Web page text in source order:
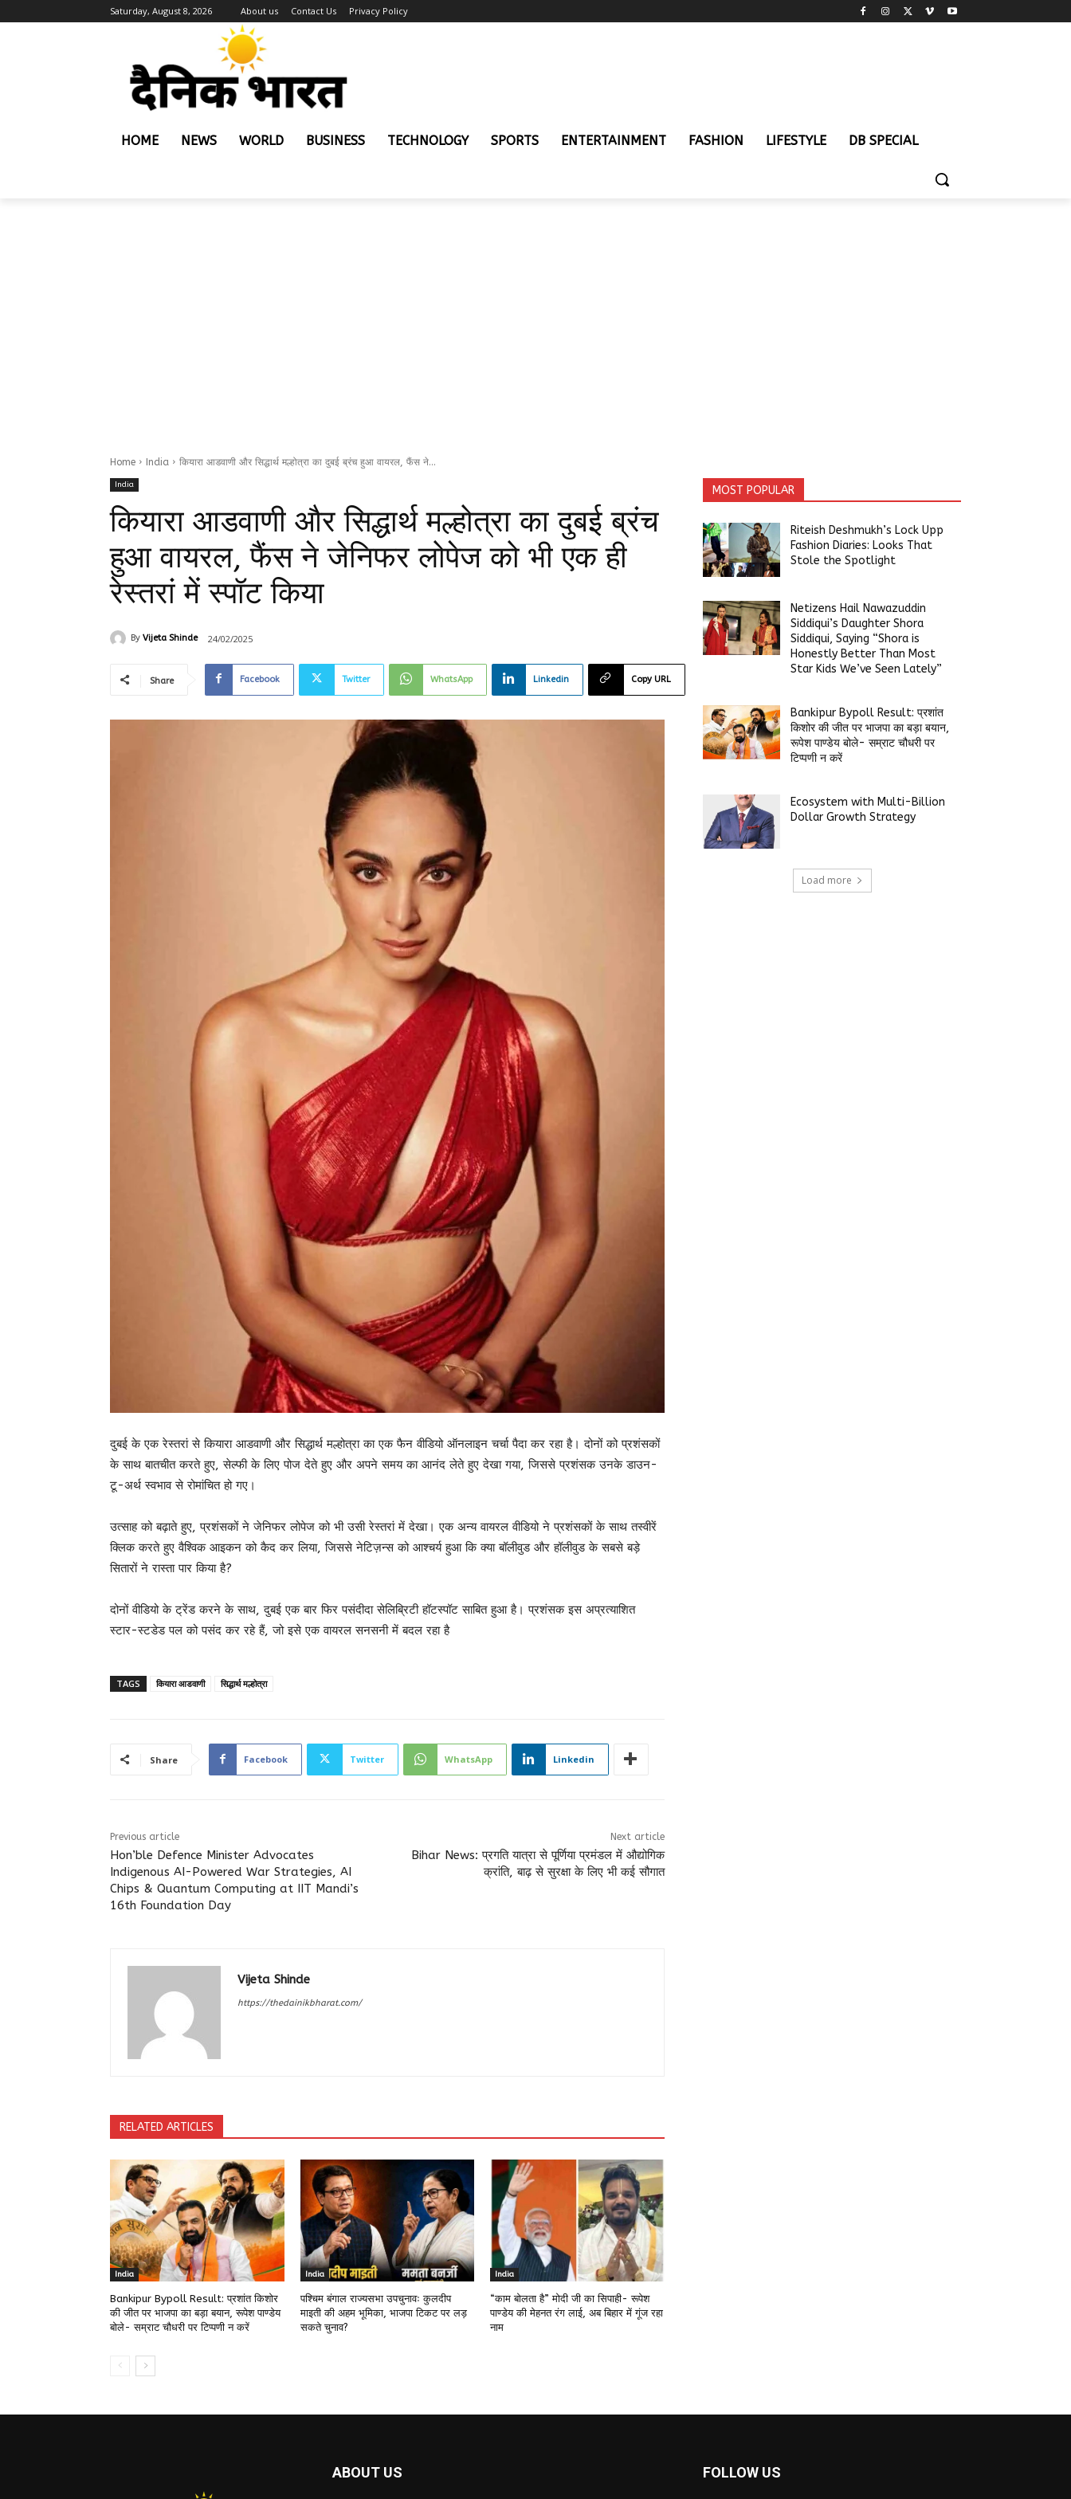
Saturday, August 8, 2026 About us Contact Us Privacy Policy
HOME NEWS WORLD BUSINESS TECHNOLOGY SPORTS ENTERTAINMENT FASHION LIFESTYLE DB SPECIAL
Home India कियारा आडवाणी और सिद्धार्थ मल्होत्रा का दुबई ब्रंच हुआ वायरल, फैंस ने...
India
कियारा आडवाणी और सिद्धार्थ मल्होत्रा का दुबई ब्रंच
हुआ वायरल, फैंस ने जेनिफर लोपेज को भी एक ही
रेस्तरां में स्पॉट किया
By Vijeta Shinde 24/02/2025
Share Facebook Twitter WhatsApp Linkedin Copy URL
दुबई के एक रेस्तरां से कियारा आडवाणी और सिद्धार्थ मल्होत्रा का एक फैन वीडियो ऑनलाइन चर्चा पैदा कर रहा है। दोनों को प्रशंसकों
के साथ बातचीत करते हुए, सेल्फी के लिए पोज देते हुए और अपने समय का आनंद लेते हुए देखा गया, जिससे प्रशंसक उनके डाउन-
टू-अर्थ स्वभाव से रोमांचित हो गए।
उत्साह को बढ़ाते हुए, प्रशंसकों ने जेनिफर लोपेज को भी उसी रेस्तरां में देखा। एक अन्य वायरल वीडियो ने प्रशंसकों के साथ तस्वीरें
क्लिक करते हुए वैश्विक आइकन को कैद कर लिया, जिससे नेटिज़न्स को आश्चर्य हुआ कि क्या बॉलीवुड और हॉलीवुड के सबसे बड़े
सितारों ने रास्ता पार किया है?
दोनों वीडियो के ट्रेंड करने के साथ, दुबई एक बार फिर पसंदीदा सेलिब्रिटी हॉटस्पॉट साबित हुआ है। प्रशंसक इस अप्रत्याशित
स्टार-स्टडेड पल को पसंद कर रहे हैं, जो इसे एक वायरल सनसनी में बदल रहा है
TAGS कियारा आडवाणी सिद्धार्थ मल्होत्रा
Share Facebook Twitter WhatsApp Linkedin
Previous article
Hon’ble Defence Minister Advocates
Indigenous AI-Powered War Strategies, AI
Chips & Quantum Computing at IIT Mandi’s
16th Foundation Day
Next article
Bihar News: प्रगति यात्रा से पूर्णिया प्रमंडल में औद्योगिक
क्रांति, बाढ़ से सुरक्षा के लिए भी कई सौगात
Vijeta Shinde
https://thedainikbharat.com/
RELATED ARTICLES
India
Bankipur Bypoll Result: प्रशांत किशोर
की जीत पर भाजपा का बड़ा बयान, रूपेश पाण्डेय
बोले- सम्राट चौधरी पर टिप्पणी न करें
India
पश्चिम बंगाल राज्यसभा उपचुनावः कुलदीप
माइती की अहम भूमिका, भाजपा टिकट पर लड़
सकते चुनाव?
India
“काम बोलता है” मोदी जी का सिपाही- रूपेश
पाण्डेय की मेहनत रंग लाई, अब बिहार में गूंज रहा
नाम
MOST POPULAR
Riteish Deshmukh’s Lock Upp
Fashion Diaries: Looks That
Stole the Spotlight
Netizens Hail Nawazuddin
Siddiqui’s Daughter Shora
Siddiqui, Saying “Shora is
Honestly Better Than Most
Star Kids We’ve Seen Lately”
Bankipur Bypoll Result: प्रशांत
किशोर की जीत पर भाजपा का बड़ा बयान,
रूपेश पाण्डेय बोले- सम्राट चौधरी पर
टिप्पणी न करें
Ecosystem with Multi-Billion
Dollar Growth Strategy
Load more
ABOUT US FOLLOW US